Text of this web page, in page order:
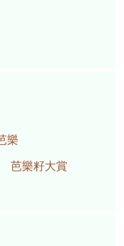
樂
芭樂籽大賞